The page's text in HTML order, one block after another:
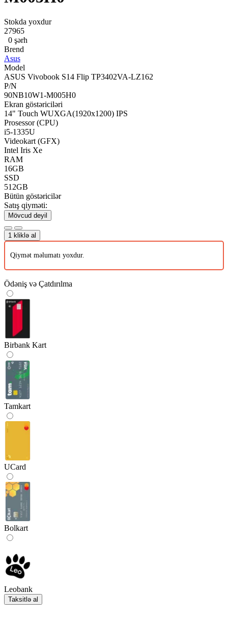
Stokda yoxdur
27965
0 şərh
Brend
Asus
Model
ASUS Vivobook S14 Flip TP3402VA-LZ162
P/N
90NB10W1-M005H0
Ekran göstəriciləri
14" Touch WUXGA(1920x1200) IPS
Prosessor (CPU)
i5-1335U
Videokart (GFX)
Intel Iris Xe
RAM
16GB
SSD
512GB
Bütün göstəricilər
Satış qiyməti:
Mövcud deyil
1 kliklə al
Qiymət məlumatı yoxdur.
Ödəniş və Çatdırılma
Birbank Kart
Tamkart
UCard
Bolkart
Leobank
Taksitlə al